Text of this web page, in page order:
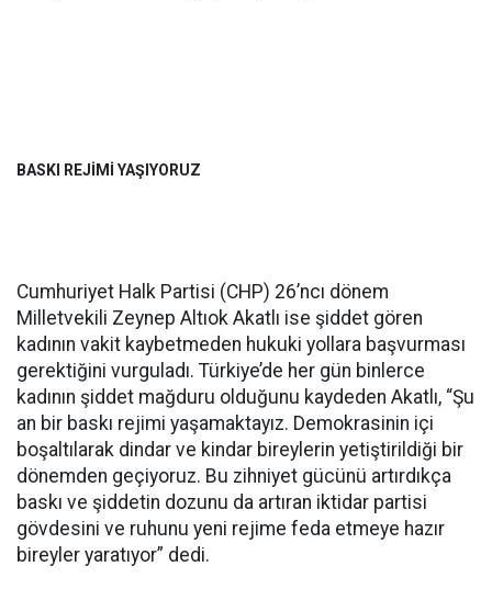
BASKI REJİMİ YAŞIYORUZ
Cumhuriyet Halk Partisi (CHP) 26’ncı dönem
Milletvekili Zeynep Altıok Akatlı ise şiddet gören
kadının vakit kaybetmeden hukuki yollara başvurması
gerektiğini vurguladı. Türkiye’de her gün binlerce
kadının şiddet mağduru olduğunu kaydeden Akatlı, “Şu
an bir baskı rejimi yaşamaktayız. Demokrasinin içi
boşaltılarak dindar ve kindar bireylerin yetiştirildiği bir
dönemden geçiyoruz. Bu zihniyet gücünü artırdıkça
baskı ve şiddetin dozunu da artıran iktidar partisi
gövdesini ve ruhunu yeni rejime feda etmeye hazır
bireyler yaratıyor” dedi.